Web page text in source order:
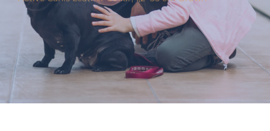
Varumärken
Hand i Tass